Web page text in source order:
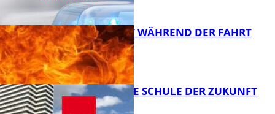
FB News
AUTO FÄNGT WÄHREND DER FAHRT
FEUER
WIE SIEHT DIE SCHULE DER ZUKUNFT
AUS?